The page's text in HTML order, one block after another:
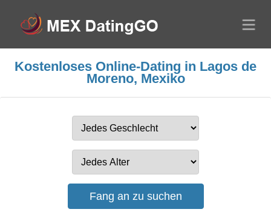
Kostenloses Online-Dating in Lagos de
Moreno, Mexiko